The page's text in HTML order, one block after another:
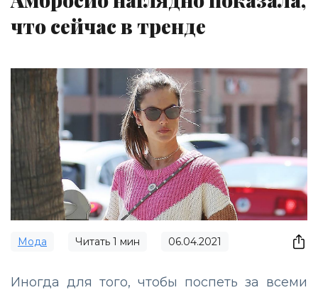
что сейчас в тренде
Мода Читать 1 мин 06.04.2021
Иногда для того, чтобы поспеть за всеми